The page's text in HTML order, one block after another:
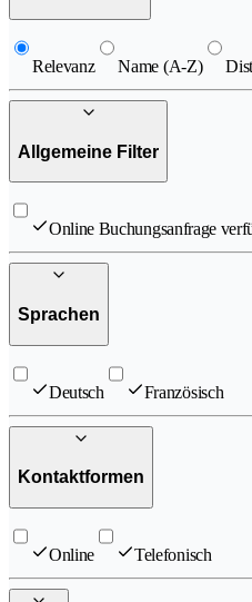
Relevanz Name (A-Z)
Allgemeine Filter
Online Buchungsanfrage
Sprachen
Deutsch Französisch
Kontaktformen
Online Telefonisch